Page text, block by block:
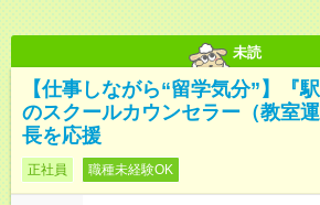
未読
【仕事しながら“留学気分”】『
のスクールカウンセラー（教室
長を応援
正社員 職種未経験OK